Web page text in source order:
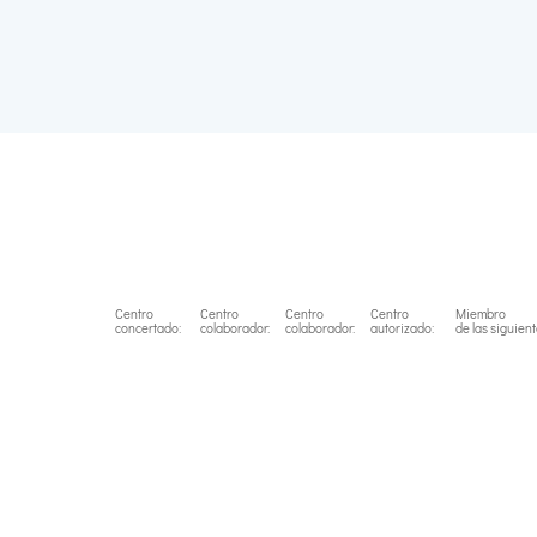
Centro
concertado:
Centro
colaborador:
Centro
colaborador:
Centro
autorizado:
Miembro
de las